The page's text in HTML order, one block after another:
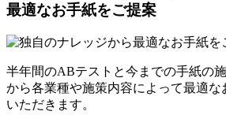
最適なお手紙をご提案
半年間のABテストと今までの手紙の
から各業種や施策内容によって最適な
いただきます。